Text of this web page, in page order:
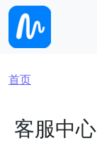
跳转到主要内容
面包屑
首页
客服中心